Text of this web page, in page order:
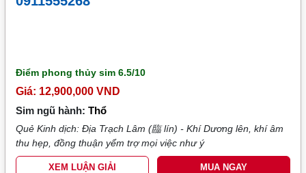
Điểm phong thủy sim6.5/10
Giá: 12,900,000 VND
Sim ngũ hành:Thổ
Quẻ Kinh dịch: Địa Trạch Lâm (臨 lín) - Khí Dương lên, khí âm
thu hẹp, đồng thuận yểm trợ mọi việc như ý
XEM LUẬN GIẢI MUA NGAY